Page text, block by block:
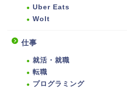
Uber Eats
Wolt
仕事
就活・就職
転職
プログラミング